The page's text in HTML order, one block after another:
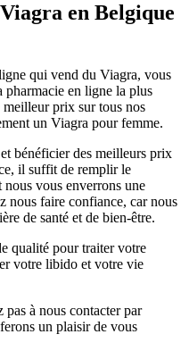
en Belgique
qui vend du Viagra, vous
pharmacie en ligne la plus
prix sur tous nos
un Viagra pour femme.
bénéficier des meilleurs prix
il suffit de remplir le
vous enverrons une
nous faire confiance, car nous
de santé et de bien-être.
qualité pour traiter votre
votre libido et votre vie
pas à nous contacter par
un plaisir de vous